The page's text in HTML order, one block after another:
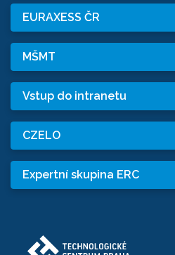
EURAXESS ČR
MŠMT
Vstup do intranetu
CZELO
Expertní skupina ERC